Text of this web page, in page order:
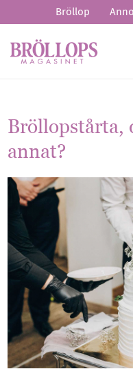
Bröllop
Bröllopstårta,
annat?